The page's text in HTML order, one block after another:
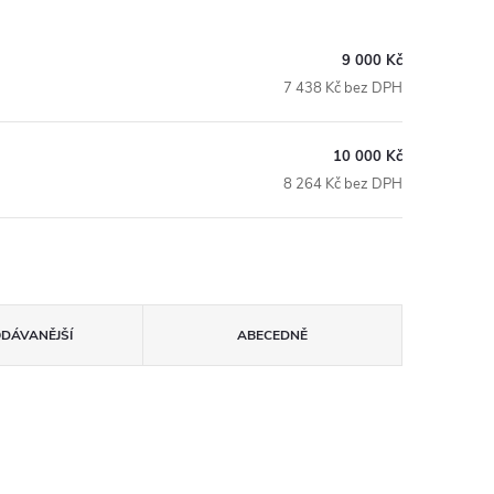
9 000 Kč
7 438 Kč bez DPH
10 000 Kč
8 264 Kč bez DPH
ABECEDNĚ